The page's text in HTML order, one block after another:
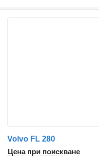
Volvo FL 280
Цена при поискване